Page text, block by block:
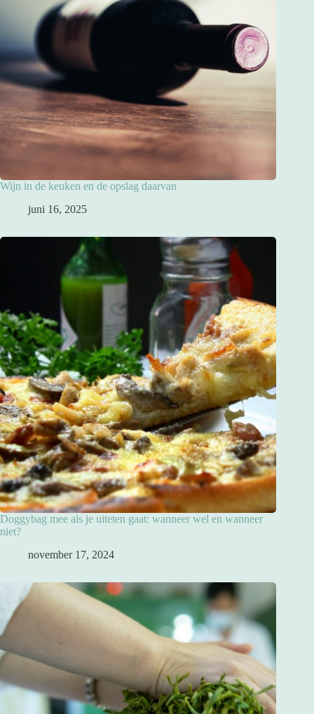
Wijn in de keuken en de opslag daarvan
juni 16, 2025
Doggybag mee als je uiteten gaat: wanneer wel en wanneer
niet?
november 17, 2024